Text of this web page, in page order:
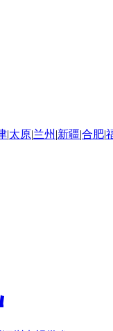
|太原|兰州 |新疆|合肥|